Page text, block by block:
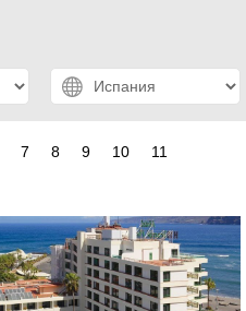
7 8 9 10 11